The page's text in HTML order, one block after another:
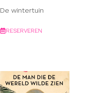
De wintertuin
RESERVEREN